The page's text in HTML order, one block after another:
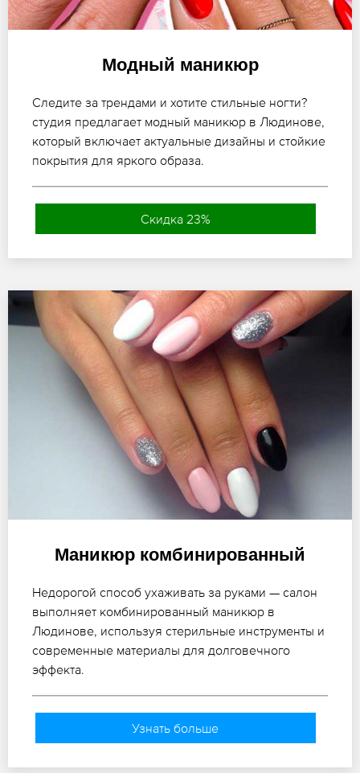
Модный маникюр
Следите за трендами и хотите стильные ногти?
студия предлагает модный маникюр в Людинове,
который включает актуальные дизайны и стойкие
покрытия для яркого образа.
Скидка 23%
Маникюр комбинированный
Недорогой способ ухаживать за руками — салон
выполняет комбинированный маникюр в
Людинове, используя стерильные инструменты и
современные материалы для долговечного
эффекта.
Узнать больше